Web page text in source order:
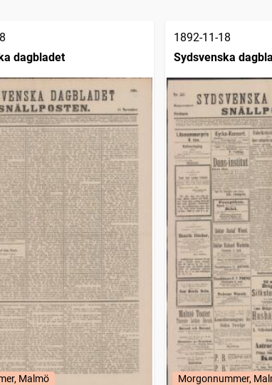
dagbladet
Malmö
1892-11-18
Sydsvenska
Morgonnummer,